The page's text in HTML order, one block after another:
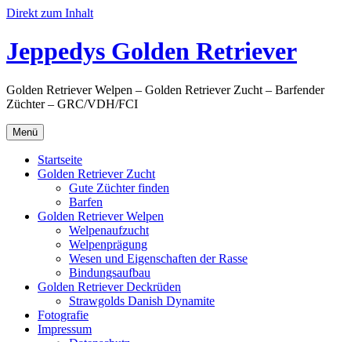
Direkt zum Inhalt
Jeppedys Golden Retriever
Golden Retriever Welpen – Golden Retriever Zucht – Barfender
Züchter – GRC/VDH/FCI
Menü
Startseite
Golden Retriever Zucht
Gute Züchter finden
Barfen
Golden Retriever Welpen
Welpenaufzucht
Welpenprägung
Wesen und Eigenschaften der Rasse
Bindungsaufbau
Golden Retriever Deckrüden
Strawgolds Danish Dynamite
Fotografie
Impressum